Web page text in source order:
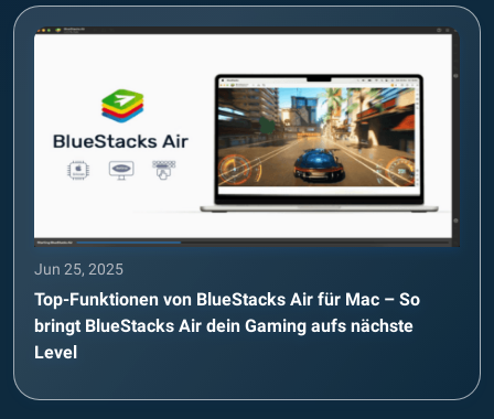
Jun 25, 2025
Top-Funktionen von BlueStacks Air für Mac – So
bringt BlueStacks Air dein Gaming aufs nächste
Level